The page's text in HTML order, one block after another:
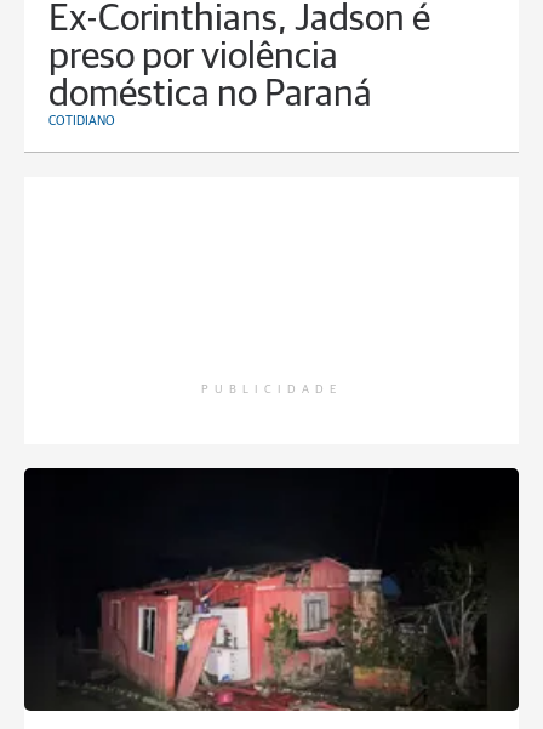
Ex-Corinthians, Jadson é
preso por violência
doméstica no Paraná
COTIDIANO
PUBLICIDADE